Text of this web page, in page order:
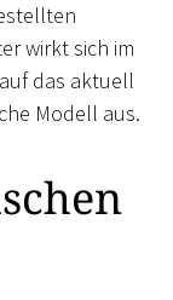
wirkt sich im
das aktuell
Modell aus.